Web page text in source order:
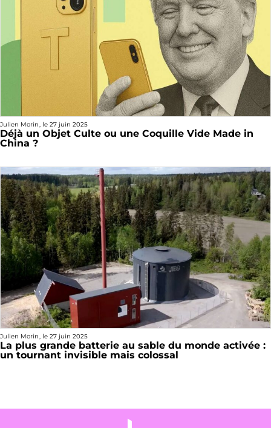
Julien Morin, le 27 juin 2025
Déjà un Objet Culte ou une Coquille Vide Made in
China ?
Julien Morin, le 27 juin 2025
La plus grande batterie au sable du monde activée :
un tournant invisible mais colossal